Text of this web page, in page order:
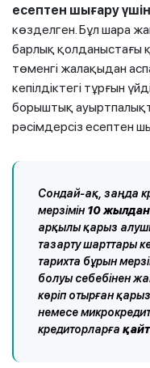
есептен шығару
көзделген. Бұл шара
барлық қолданыстағы
төменгі жалақыдан
кепілдіктегі тұрғын
борыштық
рәсімдерсіз есептен
Сондай-ақ, заңда
мерзімін10
арқылы қарыз
тазарту шарттары
тарихта бұрын
болуы себебінен
көріп отырған
немесе
кредиторларға